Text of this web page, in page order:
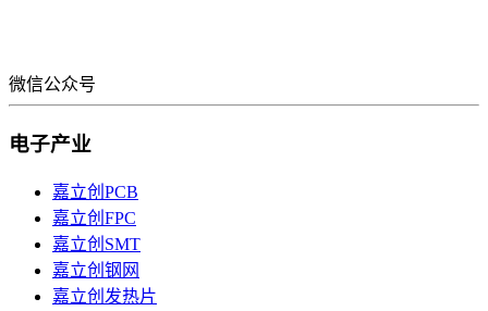
微信公众号
电子产业
嘉立创PCB
嘉立创FPC
嘉立创SMT
嘉立创钢网
嘉立创发热片